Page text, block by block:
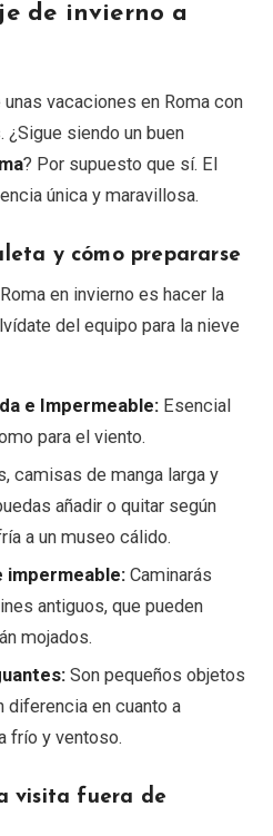
de invierno a
vacaciones en Roma con
siendo un buen
? Por supuesto que sí. El
única y maravillosa.
y cómo prepararse
en invierno es hacer la
del equipo para la nieve
e Impermeable: Esencial
para el viento.
camisas de manga larga y
añadir o quitar según
a un museo cálido.
impermeable: Caminarás
antiguos, que pueden
mojados.
Son pequeños objetos
diferencia en cuanto a
frío y ventoso.
visita fuera de